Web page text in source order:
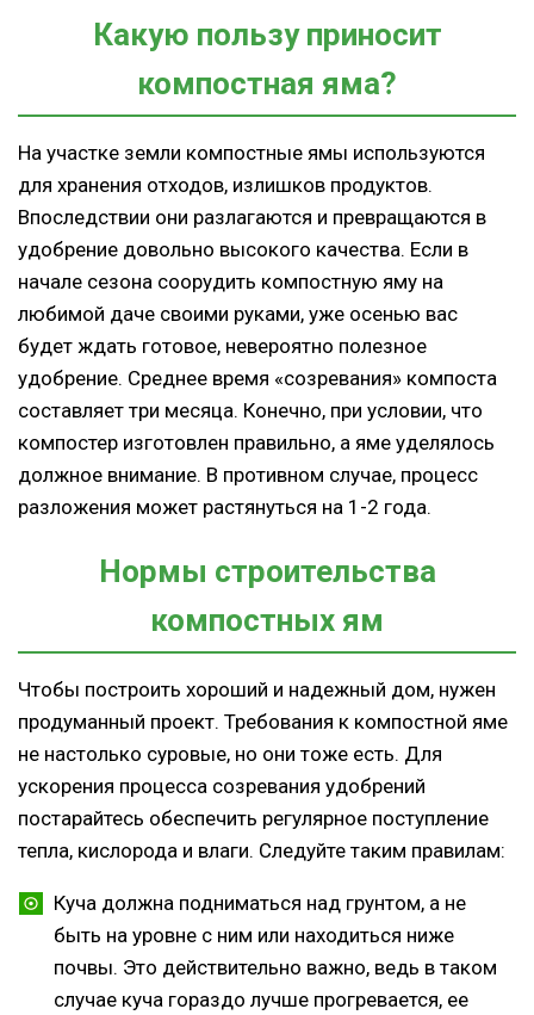
Какую пользу приносит
компостная яма?
На участке земли компостные ямы используются
для хранения отходов, излишков продуктов.
Впоследствии они разлагаются и превращаются в
удобрение довольно высокого качества. Если в
начале сезона соорудить компостную яму на
любимой даче своими руками, уже осенью вас
будет ждать готовое, невероятно полезное
удобрение. Среднее время «созревания» компоста
составляет три месяца. Конечно, при условии, что
компостер изготовлен правильно, а яме уделялось
должное внимание. В противном случае, процесс
разложения может растянуться на 1-2 года.
Нормы строительства
компостных ям
Чтобы построить хороший и надежный дом, нужен
продуманный проект. Требования к компостной яме
не настолько суровые, но они тоже есть. Для
ускорения процесса созревания удобрений
постарайтесь обеспечить регулярное поступление
тепла, кислорода и влаги. Следуйте таким правилам:
Куча должна подниматься над грунтом, а не
быть на уровне с ним или находиться ниже
почвы. Это действительно важно, ведь в таком
случае куча гораздо лучше прогревается, ее